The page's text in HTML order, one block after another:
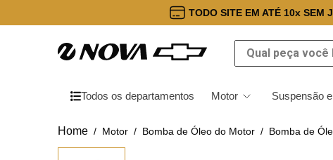
TODO SITE EM ATÉ 10x SEM
Qual peça você
Todos os departamentos Motor Suspensão
Motor Bomba de Óleo do Motor Bomba de